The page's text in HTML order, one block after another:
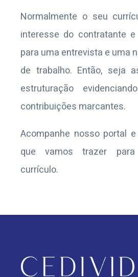
Normalmente o seu
interesse do contratante
para uma entrevista e uma
de trabalho. Então, seja
estruturação
contribuições marcantes.
Acompanhe nosso portal
que vamos trazer
currículo.